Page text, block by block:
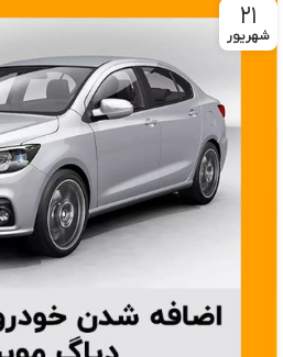
۲۱
شهریور